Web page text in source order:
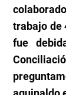
trabajo de
fue